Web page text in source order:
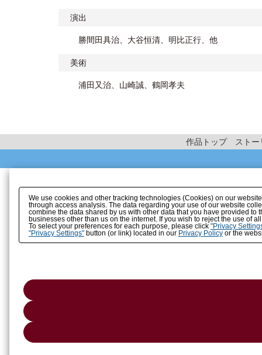
演出
勝間田具治、大谷恒清、明比正行、他
美術
浦田又治、山崎誠、鶴岡孝夫
作品トップ ストー
We use cookies and other tracking technologies (Cookies) on our
through access analysis. The data regarding your use of our website
combine the data shared by us with other data that you have provided
businesses other than us on the internet. If you wish to reject the use of
To select your preferences for each purpose, please click "Privacy
"Privacy Settings"button (or link) located in our Privacy Policyor the